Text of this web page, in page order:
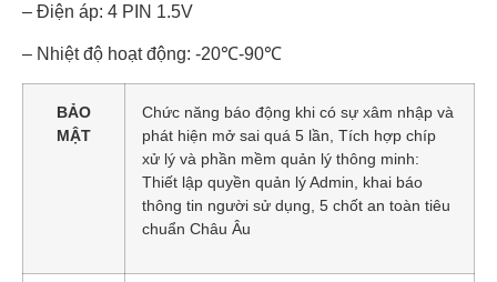
– Điện áp: 4 PIN 1.5V
– Nhiệt độ hoạt động: -20℃-90℃
BẢO
MẬT
Chức năng báo động khi có sự xâm nhập và
phát hiện mở sai quá 5 lần, Tích hợp chíp
xử lý và phần mềm quản lý thông minh:
Thiết lập quyền quản lý Admin, khai báo
thông tin người sử dụng, 5 chốt an toàn tiêu
chuẩn Châu Âu